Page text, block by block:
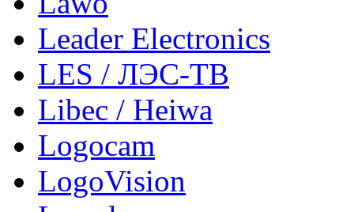
Leader Electronics
LES / ЛЭС-ТВ
Libec / Heiwa
Logocam
LogoVision